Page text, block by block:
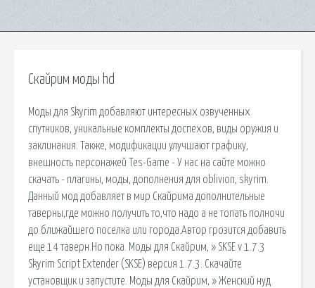
Скайрим моды hd
Моды для Skyrim добавляют интересных озвученных
спутников, уникальные комплекты доспехов, виды оружия и
заклинания. Также, модификации улучшают графику,
внешность персонажей Tes-Game - У нас на сайте можно
скачать - плагины, моды, дополнения для oblivion, skyrim.
Данный мод добавляет в мир Скайрима дополнительные
таверны,где можно получить то,что надо а не топать полночи
до ближайшего поселка или города.Автор грозится добавить
еще 14 таверн.Но пока. Моды для Скайрим, » SKSE v 1.7.3
Skyrim Script Extender (SKSE) версия 1.7.3. Скачайте
установщик и запустите. Моды для Скайрим, » Женский нуд